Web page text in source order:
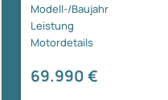
Modell-/Baujahr
Leistung
Motordetails
69.990 €